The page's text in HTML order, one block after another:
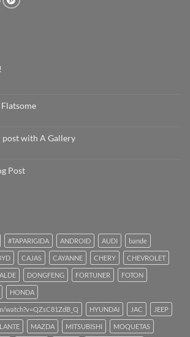
post with A Gallery
Post
#TAPARIGIDA ANDROID AUDI bande
CAJAS CAYANNE CHERY CHEVROLET
DONGFENG FORTUNER FOTON
HONDA
watch?v=QZsC81ZdB_Q HYUNDAI JAC JEEP
MAZDA MITSUBISHI MOQUETAS